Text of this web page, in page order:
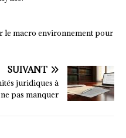
le macro environnement pour
SUIVANT
juridiques à
ne pas manquer